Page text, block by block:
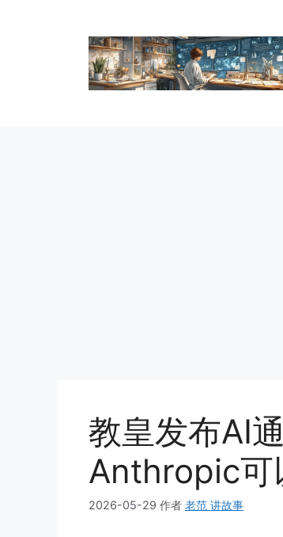
教皇发布AI
Anthropic可
2026-05-29 作者 老范 讲故事